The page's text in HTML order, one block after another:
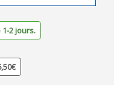
2 jours.